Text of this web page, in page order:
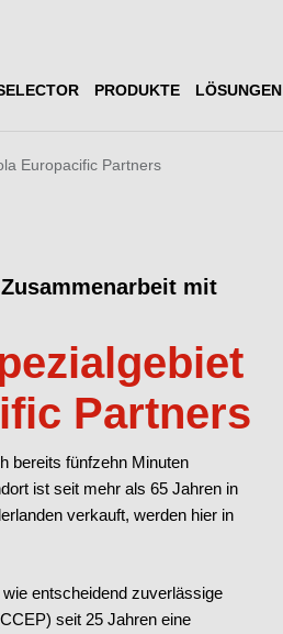
PRODUKTE LÖSUNGEN
Europacific Partners
mit
Partners
bereits fünfzehn Minuten
ist seit mehr als 65 Jahren in
verkauft, werden hier in
entscheidend zuverlässige
seit 25 Jahren eine